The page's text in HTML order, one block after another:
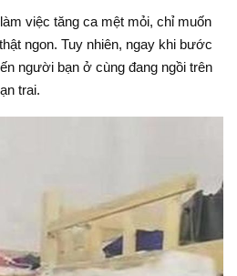
việc tăng ca mệt mỏi, chỉ muốn
ngon. Tuy nhiên, ngay khi bước
người bạn ở cùng đang ngồi trên
trai.